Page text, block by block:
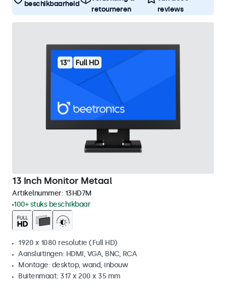
beschikbaarheid
retourneren
reviews
13 Inch Monitor Metaal
Artikelnummer: 13HD7M
100+ stuks beschikbaar
1920 x 1080 resolutie (Full HD)
Aansluitingen: HDMI, VGA, BNC, RCA
Montage: desktop, wand, inbouw
Buitenmaat: 317 x 200 x 35 mm